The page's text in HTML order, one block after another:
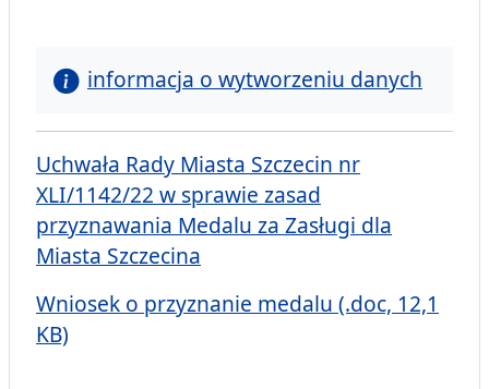
informacja o wytworzeniu danych
Uchwała Rady Miasta Szczecin nr
XLI/1142/22 w sprawie zasad
przyznawania Medalu za Zasługi dla
Miasta Szczecina
Wniosek o przyznanie medalu (.doc, 12,1
KB)